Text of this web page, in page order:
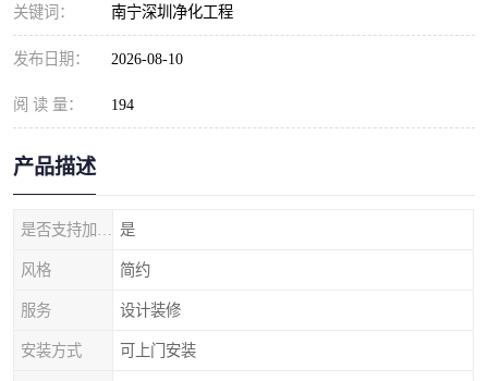
关键词： 南宁深圳净化工程
发布日期： 2026-08-10
阅 读 量： 194
产品描述
是
风格 简约
服务 设计装修
安装方式 可上门安装